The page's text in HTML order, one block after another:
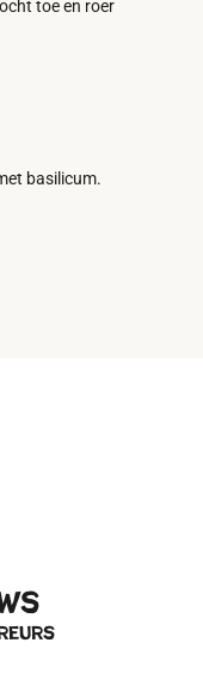
toe en roer
basilicum.